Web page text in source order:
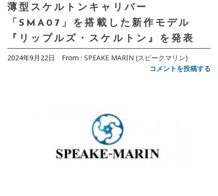
薄型スケルトンキャリバー
「SMA07」を搭載した新作モデル
『リップルズ・スケルトン』を発表
2024年9月22日 From : SPEAKE MARIN (スピークマリン)
コメントを投稿する